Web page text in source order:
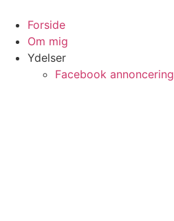
content
Forside
Om mig
Ydelser
Facebook annoncering